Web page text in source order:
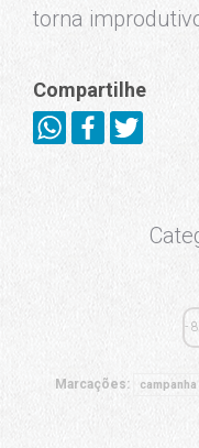
torna
Compartilhe
Marcações: campanha